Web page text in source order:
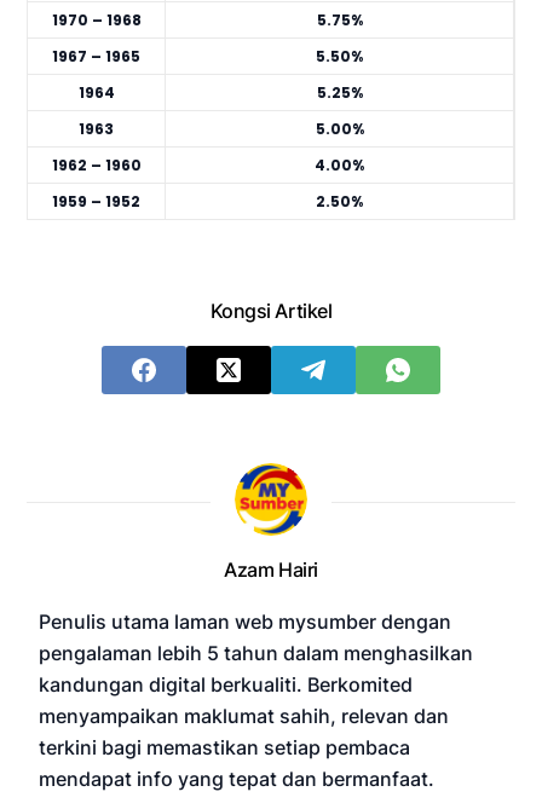
1970 – 1968
5.75%
1967 – 1965
5.50%
1964
5.25%
1963
5.00%
1962 – 1960
4.00%
1959 – 1952
2.50%
Kongsi Artikel
Azam Hairi
Penulis utama laman web mysumber dengan
pengalaman lebih 5 tahun dalam menghasilkan
kandungan digital berkualiti. Berkomited
menyampaikan maklumat sahih, relevan dan
terkini bagi memastikan setiap pembaca
mendapat info yang tepat dan bermanfaat.